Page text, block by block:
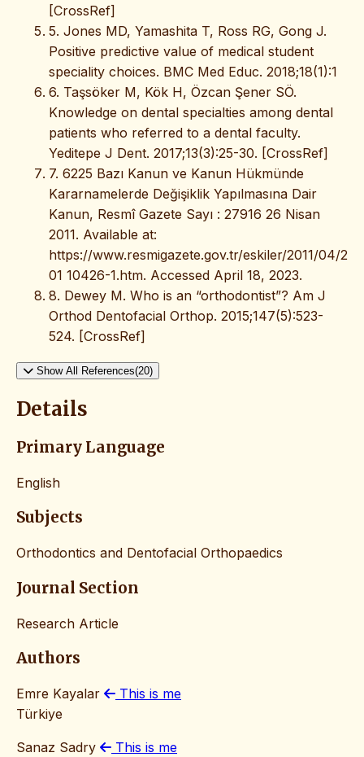
[CrossRef]
5. Jones MD, Yamashita T, Ross RG, Gong J.
Positive predictive value of medical student
speciality choices. BMC Med Educ. 2018;18(1):1
6. Taşsöker M, Kök H, Özcan Şener SÖ.
Knowledge on dental specialties among dental
patients who referred to a dental faculty.
Yeditepe J Dent. 2017;13(3):25-30. [CrossRef]
7. 6225 Bazı Kanun ve Kanun Hükmünde
Kararnamelerde Değişiklik Yapılmasına Dair
Kanun, Resmî Gazete Sayı : 27916 26 Nisan
2011. Available at:
https://www.resmigazete.gov.tr/eskiler/2011/04/2
01 10426-1.htm. Accessed April 18, 2023.
8. Dewey M. Who is an “orthodontist”? Am J
Orthod Dentofacial Orthop. 2015;147(5):523-
524. [CrossRef]
Show All References(20)
Details
Primary Language
English
Subjects
Orthodontics and Dentofacial Orthopaedics
Journal Section
Research Article
Authors
Emre Kayalar
This is me
Türkiye
Sanaz Sadry
This is me